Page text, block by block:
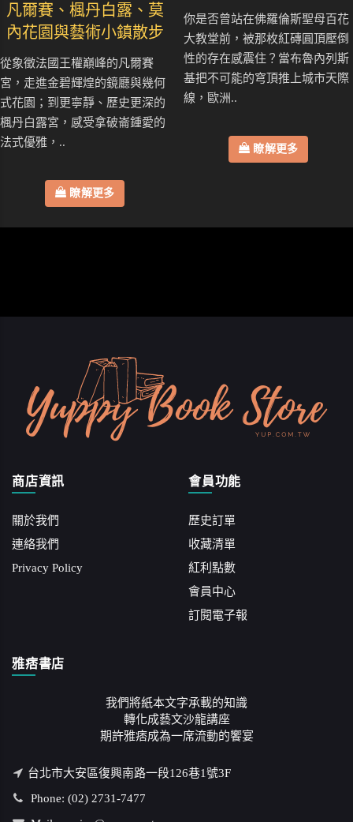
凡爾賽、楓丹白露、莫
內花園與藝術小鎮散步
從象徵法國王權巔峰的凡爾賽
宮，走進金碧輝煌的鏡廳與幾何
式花園；到更寧靜、歷史更深的
楓丹白露宮，感受拿破崙鍾愛的
法式優雅，..
瞭解更多
你是否曾站在佛羅倫斯聖母百花
大教堂前，被那枚紅磚圓頂壓倒
性的存在感震住？當布魯內列斯
基把不可能的穹頂推上城市天際
線，歐洲..
瞭解更多
商店資訊
關於我們
連絡我們
Privacy Policy
會員功能
歷史訂單
收藏清單
紅利點數
會員中心
訂閱電子報
雅痞書店
我們將紙本文字承載的知識
轉化成藝文沙龍講座
期許雅痞成為一席流動的饗宴
台北市大安區復興南路一段126巷1號3F
Phone: (02) 2731-7477